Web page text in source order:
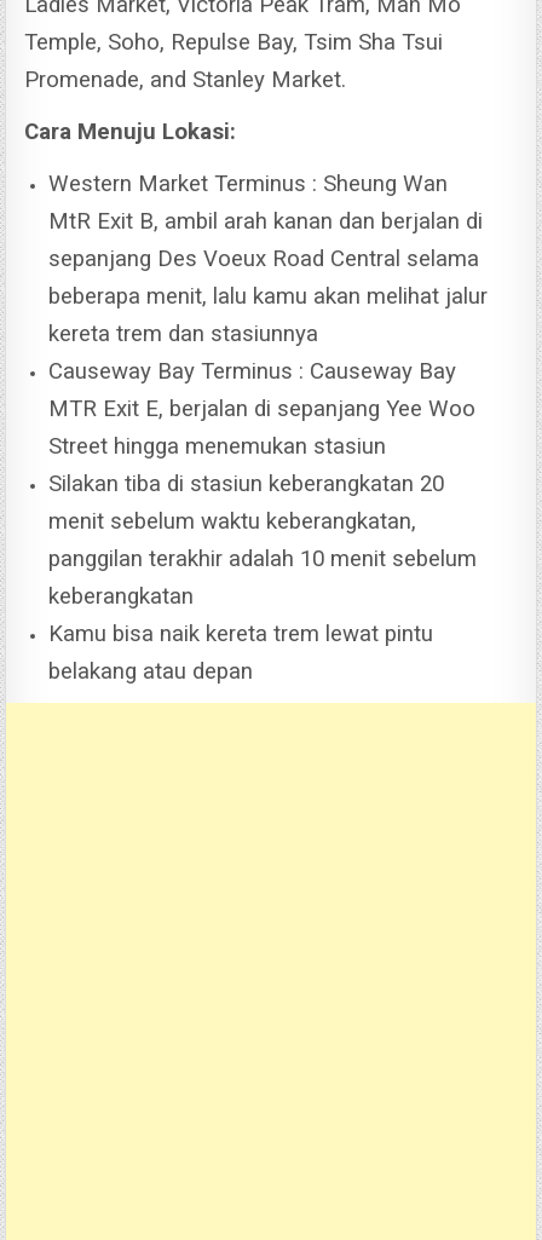
Temple, Soho, Repulse Bay, Tsim Sha Tsui
Promenade, and Stanley Market.
Cara Menuju Lokasi:
Western Market Terminus : Sheung Wan
MtR Exit B, ambil arah kanan dan berjalan di
sepanjang Des Voeux Road Central selama
beberapa menit, lalu kamu akan melihat jalur
kereta trem dan stasiunnya
Causeway Bay Terminus : Causeway Bay
MTR Exit E, berjalan di sepanjang Yee Woo
Street hingga menemukan stasiun
Silakan tiba di stasiun keberangkatan 20
menit sebelum waktu keberangkatan,
panggilan terakhir adalah 10 menit sebelum
keberangkatan
Kamu bisa naik kereta trem lewat pintu
belakang atau depan